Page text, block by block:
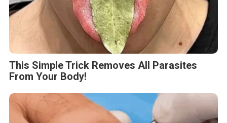
This Simple Trick Removes All Parasites
From Your Body!